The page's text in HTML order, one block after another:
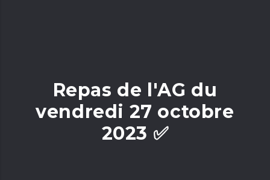
Repas de l'AG du
vendredi 27 octobre
2023 ✅